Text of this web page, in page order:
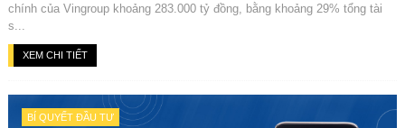
chính của Vingroup khoảng 283.000 tỷ đồng, bằng khoảng 29% tổng tài
s...
XEM CHI TIẾT
BÍ QUYẾT ĐẦU TƯ